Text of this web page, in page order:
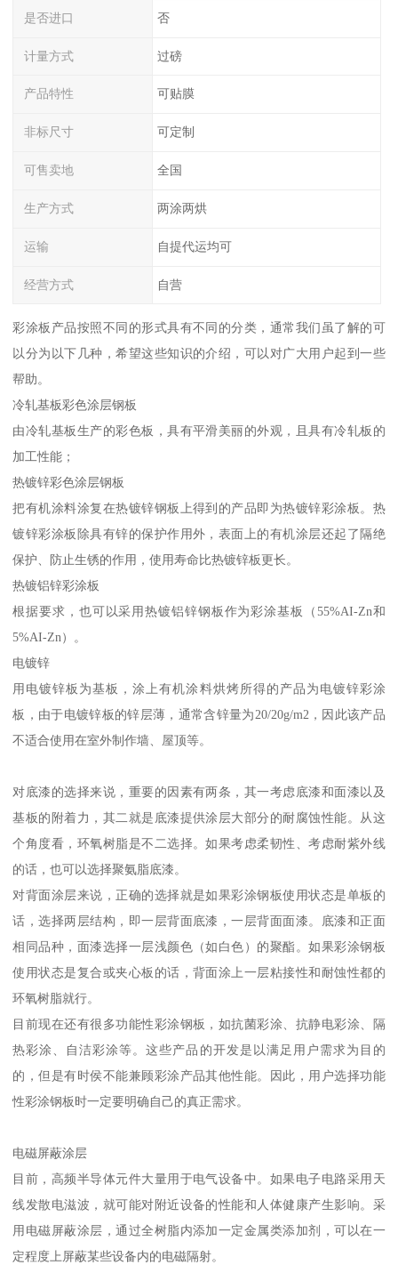
是否进口 否
计量方式 过磅
产品特性 可贴膜
非标尺寸 可定制
可售卖地 全国
生产方式 两涂两烘
运输 自提代运均可
经营方式 自营
彩涂板产品按照不同的形式具有不同的分类，通常我们虽了解的可
以分为以下几种，希望这些知识的介绍，可以对广大用户起到一些
帮助。
冷轧基板彩色涂层钢板
由冷轧基板生产的彩色板，具有平滑美丽的外观，且具有冷轧板的
加工性能；
热镀锌彩色涂层钢板
把有机涂料涂复在热镀锌钢板上得到的产品即为热镀锌彩涂板。热
镀锌彩涂板除具有锌的保护作用外，表面上的有机涂层还起了隔绝
保护、防止生锈的作用，使用寿命比热镀锌板更长。
热镀铝锌彩涂板
根据要求，也可以采用热镀铝锌钢板作为彩涂基板（55%AI-Zn和
5%AI-Zn）。
电镀锌
用电镀锌板为基板，涂上有机涂料烘烤所得的产品为电镀锌彩涂
板，由于电镀锌板的锌层薄，通常含锌量为20/20g/m2，因此该产品
不适合使用在室外制作墙、屋顶等。
对底漆的选择来说，重要的因素有两条，其一考虑底漆和面漆以及
基板的附着力，其二就是底漆提供涂层大部分的耐腐蚀性能。从这
的话，也可以选择聚氨脂底漆。
对背面涂层来说，正确的选择就是如果彩涂钢板使用状态是单板的
话，选择两层结构，即一层背面底漆，一层背面面漆。底漆和正面
相同品种，面漆选择一层浅颜色（如白色）的聚酯。如果彩涂钢板
使用状态是复合或夹心板的话，背面涂上一层粘接性和耐蚀性都的